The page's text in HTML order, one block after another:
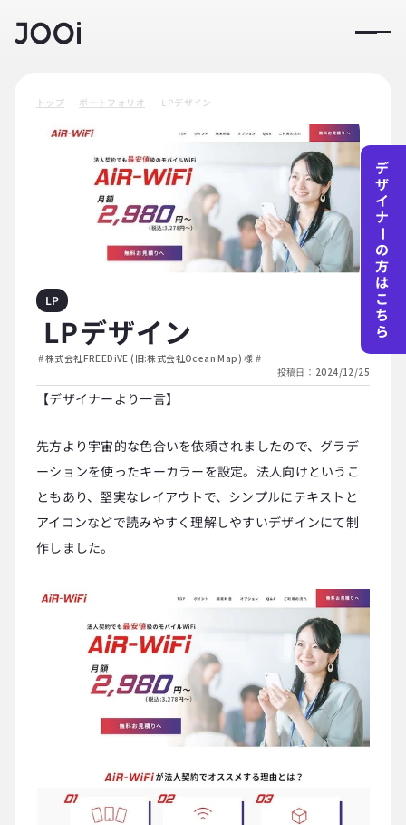
トップ ポートフォリオ LPデザイン
LP
LPデザイン
#株式会社FREEDiVE (旧:株式会社Ocean Map) 様 #
投稿日： 2024/12/25
【デザイナーより一言】
先方より宇宙的な色合いを依頼されましたので、グラデ
ーションを使ったキーカラーを設定。法人向けというこ
ともあり、堅実なレイアウトで、シンプルにテキストと
アイコンなどで読みやすく理解しやすいデザインにて制
作しました。
デ
ザ
イ
ナ
の
方
は
こ
ち
ら